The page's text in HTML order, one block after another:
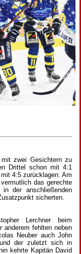
zwei Gesichtern zu
Drittel schon mit 4:1
4:5 zurücklagen. Am
das gerechte
der anschließenden
sicherten.
Lerchner beim
anderem fehlten neben
Neuber auch John
der zuletzt sich in
kehrte Kapitän David